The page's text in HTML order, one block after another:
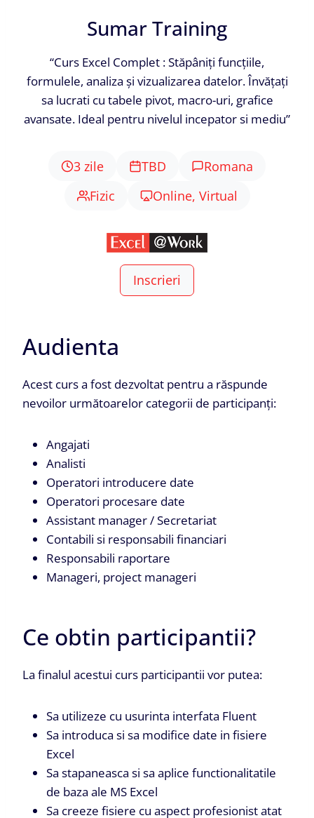
Sumar Training
“Curs Excel Complet : Stăpâniți funcțiile,
formulele, analiza și vizualizarea datelor. Învățați
sa lucrati cu tabele pivot, macro-uri, grafice
avansate. Ideal pentru nivelul incepator si mediu”
3 zile TBD
Romana
Fizic
Online, Virtual
Inscrieri
Audienta
Acest curs a fost dezvoltat pentru a răspunde
nevoilor următoarelor categorii de participanți:
Angajati
Analisti
Operatori introducere date
Operatori procesare date
Assistant manager / Secretariat
Contabili si responsabili financiari
Responsabili raportare
Manageri, project manageri
Ce obtin participantii?
La finalul acestui curs participantii vor putea:
Sa utilizeze cu usurinta interfata Fluent
Sa introduca si sa modifice date in fisiere
Excel
Sa stapaneasca si sa aplice functionalitatile
de baza ale MS Excel
Sa creeze fisiere cu aspect profesionist atat